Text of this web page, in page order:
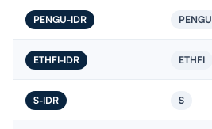
PENGU-IDR PENGU
ETHFI-IDR ETHFI
S-IDR S